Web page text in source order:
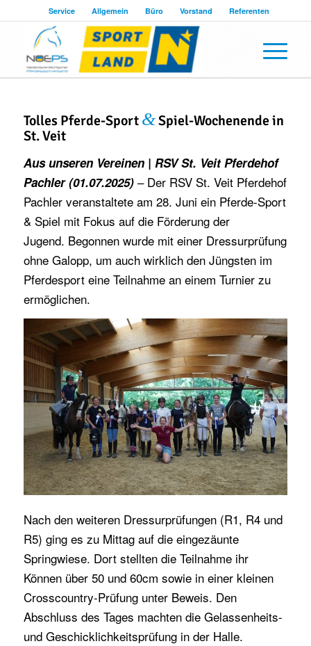
Service Allgemein Büro Vorstand Referenten
Tolles Pferde-Sport &Spiel-Wochenende in
St. Veit
Aus unseren Vereinen | RSV St. Veit Pferdehof
Pachler (01.07.2025)– Der RSV St. Veit Pferdehof
Pachler veranstaltete am 28. Juni ein Pferde-Sport
& Spiel mit Fokus auf die Förderung der
Jugend. Begonnen wurde mit einer Dressurprüfung
ohne Galopp, um auch wirklich den Jüngsten im
Pferdesport eine Teilnahme an einem Turnier zu
ermöglichen.
Nach den weiteren Dressurprüfungen (R1, R4 und
R5) ging es zu Mittag auf die eingezäunte
Springwiese. Dort stellten die Teilnahme ihr
Können über 50 und 60cm sowie in einer kleinen
Crosscountry-Prüfung unter Beweis. Den
Abschluss des Tages machten die Gelassenheits-
und Geschicklichkeitsprüfung in der Halle.